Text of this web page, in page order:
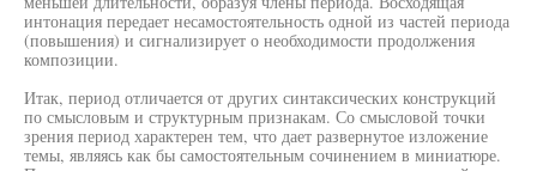
интонация передает несамостоятельность одной из частей периода
(повышения) и сигнализирует о необходимости продолжения
композиции.
Итак, период отличается от других синтаксических конструкций
по смысловым и структурным признакам. Со смысловой точки
зрения период характерен тем, что дает развернутое изложение
темы, являясь как бы самостоятельным сочинением в миниатюре.